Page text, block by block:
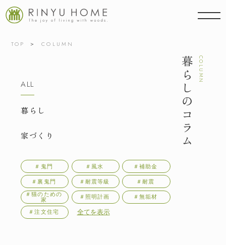
TOP COLUMN
ALL
暮らし
家づくり
＃鬼門 ＃風水 ＃補助金
＃裏鬼門 ＃耐震等級 ＃耐震
＃猫のための
家
＃照明計画 ＃無垢材
＃注文住宅 全てを表示
暮らしのコラム COLUMN